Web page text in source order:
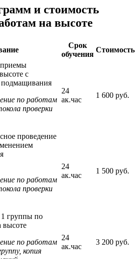
и стоимость
на высоте
Срок
обучения
Стоимость
с
подмащивания
по работам
проверки
24
ак.час
1 600 руб.
проведение
по работам
проверки
24
ак.час
1 500 руб.
1 группы по
высоте
по работам
копия
24
ак.час
3 200 руб.